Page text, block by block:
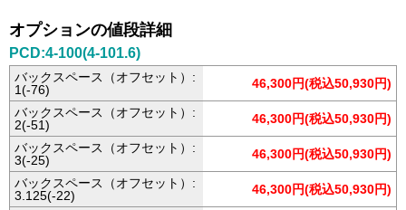
オプションの値段詳細
PCD:4-100(4-101.6)
バックスペース（オフセット）:
1(-76)
46,300円(税込50,930円)
バックスペース（オフセット）:
2(-51)
46,300円(税込50,930円)
バックスペース（オフセット）:
3(-25)
46,300円(税込50,930円)
バックスペース（オフセット）:
3.125(-22)
46,300円(税込50,930円)